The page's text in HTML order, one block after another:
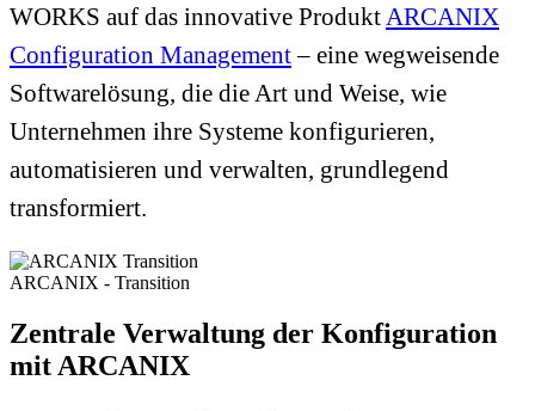
WORKS auf das innovative Produkt ARCANIX
Configuration Management– eine wegweisende
Softwarelösung, die die Art und Weise, wie
Unternehmen ihre Systeme konfigurieren,
automatisieren und verwalten, grundlegend
transformiert.
ARCANIX - Transition
Zentrale Verwaltung der Konfiguration
mit ARCANIX